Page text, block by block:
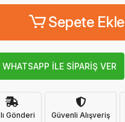
Sepete Ekle
WHATSAPP İLE SİPARİŞ VER
Gönderi Güvenli Alışveriş